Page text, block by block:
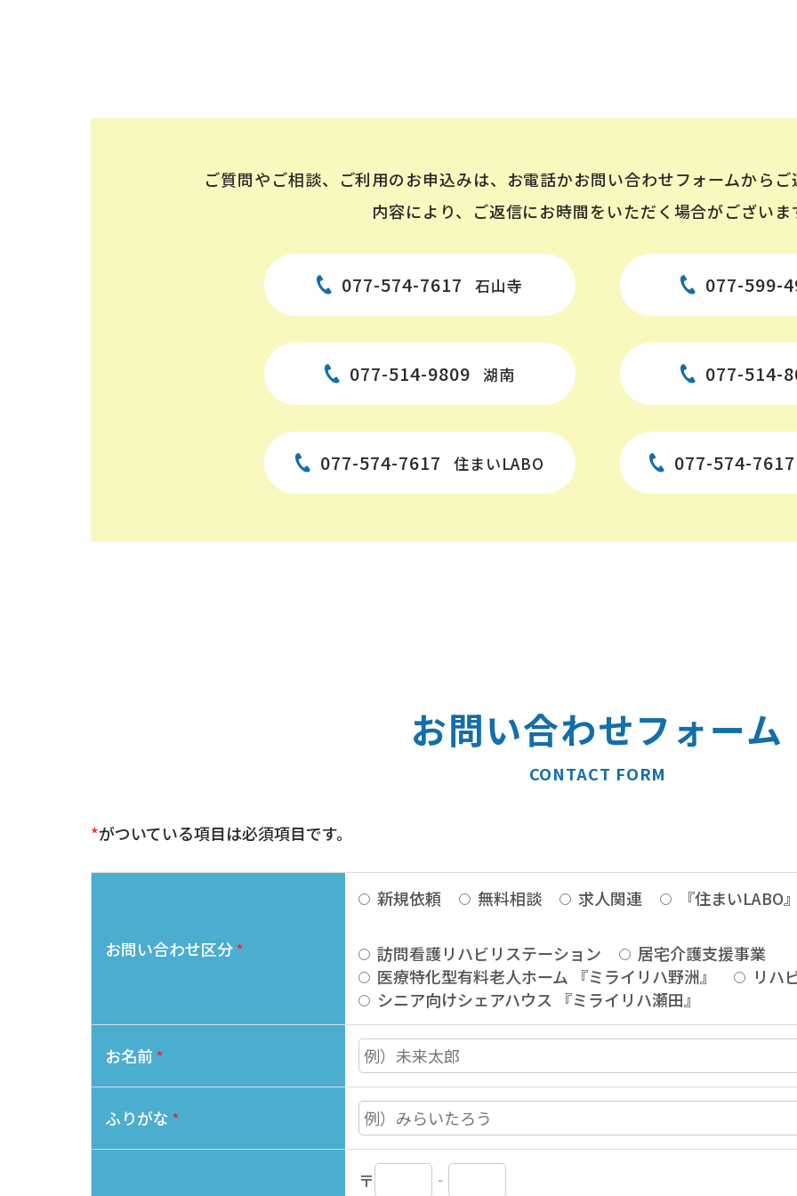
ご質問やご相談、ご利用のお申込みは、お電話かお問い合わせフォームからご
内容により、ご返信にお時間をいただく場合がございま
077-574-7617 石山寺 077-599-
077-514-9809 湖南 077-514-
077-574-7617 住まいLABO 077-574-7617
お問い合わせフォーム
CONTACT FORM
*がついている項目は必須項目です。
お問い合わせ区分 *
新規依頼 無料相談 求人関連 『住まいLABO』
訪問看護リハビリステーション
居宅介護支援事業
医療特化型有料老人ホーム 『ミライリハ野洲』
リハ
シニア向けシェアハウス 『ミライリハ瀬田』
お名前 *
ふりがな *
〒
‐